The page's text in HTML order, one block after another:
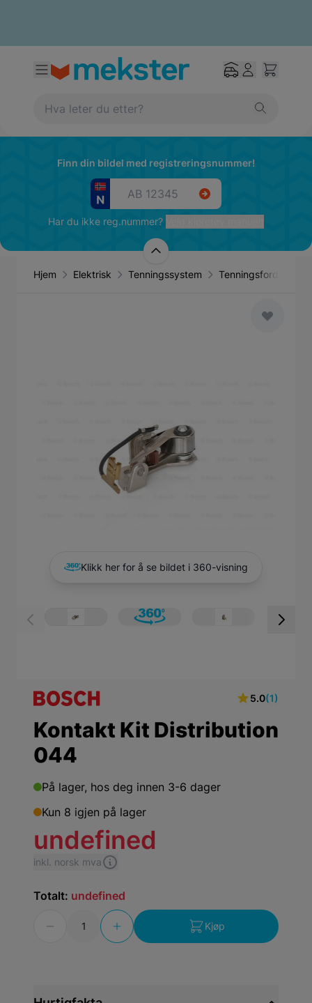
Finn din bildel med registreringsnummer!
Har du ikke reg.nummer?
Hjem Elektrisk Tenningssystem Tenningsfordeler
Klikk her for å se bildet i 360-visning
View larger image
View larger image
View larger
5.0(1)
Kontakt Kit Distribution
044
På lager, hos deg innen 3-6 dager
Kun 8 igjen på lager
Totalt: undefined
Kjøp
undefined
inkl. norsk mva